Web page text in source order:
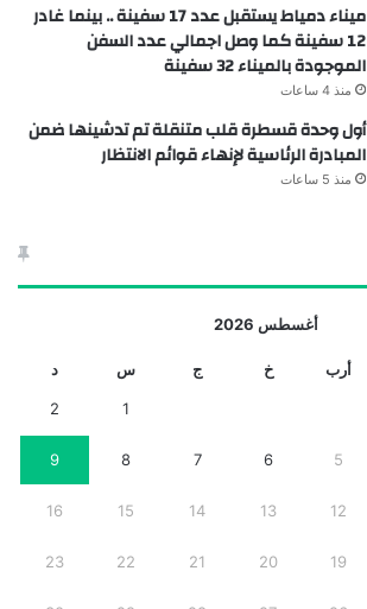
ميناء دمياط يستقبل عدد 17 سفينة .. بينما غادر
12 سفينة كما وصل اجمالي عدد السفن
الموجودة بالميناء 32 سفينة
منذ 4 ساعات
أول وحدة قسطرة قلب متنقلة تم تدشينها ضمن
المبادرة الرئاسية لإنهاء قوائم الانتظار
منذ 5 ساعات
أغسطس 2026
أرب خ ج س د
1
2
5
6
7
8
9
12
13
14
15
16
19
20
21
22
23